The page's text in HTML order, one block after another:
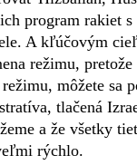
program rakiet
A kľúčovým
režimu, pretože
môžete sa
tlačená
a že všetky
rýchlo.